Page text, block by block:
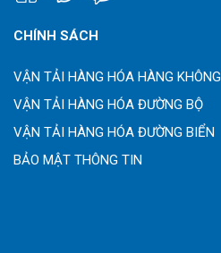
CHÍNH SÁCH
VẬN TẢI HÀNG HÓA HÀNG KHÔNG
VẬN TẢI HÀNG HÓA ĐƯỜNG BỘ
VẬN TẢI HÀNG HÓA ĐƯỜNG BIỂN
BẢO MẬT THÔNG TIN